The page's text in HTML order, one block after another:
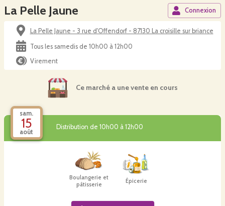
La Pelle Jaune Connexion
La Pelle Jaune - 3 rue d'Offendorf - 87130 La croisille sur briance
Tous les samedis de 10h00 à 12h00
Virement
Ce marché a une vente en cours
sam.
15
août
Distribution de 10h00 à 12h00
Boulangerie et
pâtisserie
Épicerie